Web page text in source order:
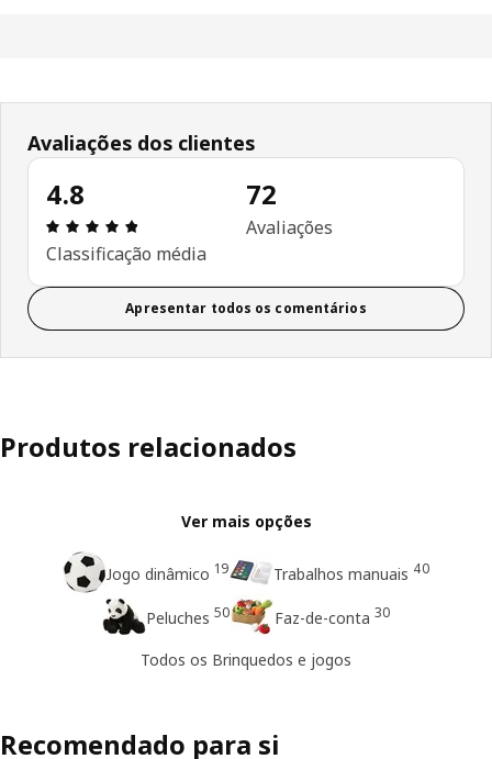
Avaliações dos clientes
4.8
Avaliações: 4.8 de 5 estrelas. Total de
Classificação média
72
Avaliações
Apresentar todos os comentários
Produtos relacionados
Ver mais opções
Jogo dinâmico 19 Trabalhos manuais 40
Peluches 50 Faz-de-conta 30
Todos os Brinquedos e jogos
Recomendado para si